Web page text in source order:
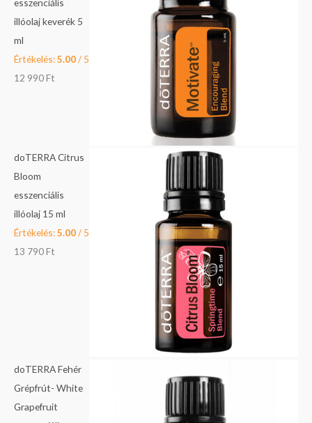
t
.
esszenciális
illóolaj keverék 5
ml
Értékelés:5.00/ 5
12 990Ft
doTERRA Citrus
Bloom
esszenciális
illóolaj 15 ml
Értékelés:5.00/ 5
13 790Ft
doTERRA Fehér
Grépfrút- White
Grapefruit